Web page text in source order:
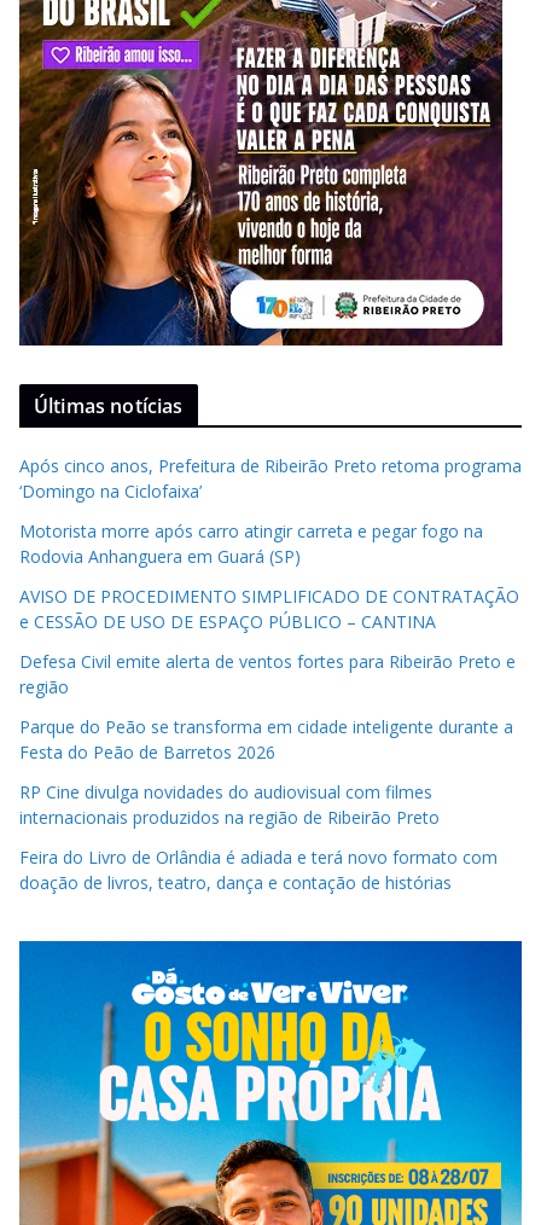
Últimas notícias
Após cinco anos, Prefeitura de Ribeirão Preto retoma programa
‘Domingo na Ciclofaixa’
Motorista morre após carro atingir carreta e pegar fogo na
Rodovia Anhanguera em Guará (SP)
AVISO DE PROCEDIMENTO SIMPLIFICADO DE CONTRATAÇÃO
e CESSÃO DE USO DE ESPAÇO PÚBLICO – CANTINA
Defesa Civil emite alerta de ventos fortes para Ribeirão Preto e
região
Parque do Peão se transforma em cidade inteligente durante a
Festa do Peão de Barretos 2026
RP Cine divulga novidades do audiovisual com filmes
internacionais produzidos na região de Ribeirão Preto
Feira do Livro de Orlândia é adiada e terá novo formato com
doação de livros, teatro, dança e contação de histórias